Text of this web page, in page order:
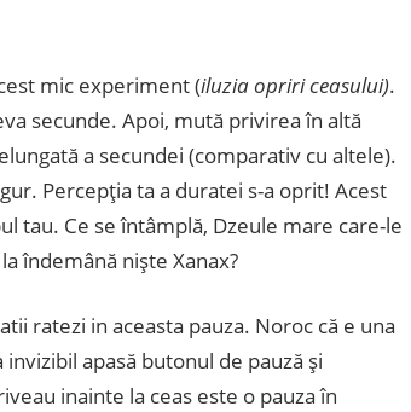
mic experiment (iluzia opriri ceasului).
secunde. Apoi, mută privirea în altă
a secundei (comparativ cu altele).
Percepţia ta a duratei s-a oprit! Acest
tau. Ce se întâmplă, Dzeule mare care-le
îndemână nişte Xanax?
ratezi in aceasta pauza. Noroc că e una
apasă butonul de pauză şi
inainte la ceas este o pauza în